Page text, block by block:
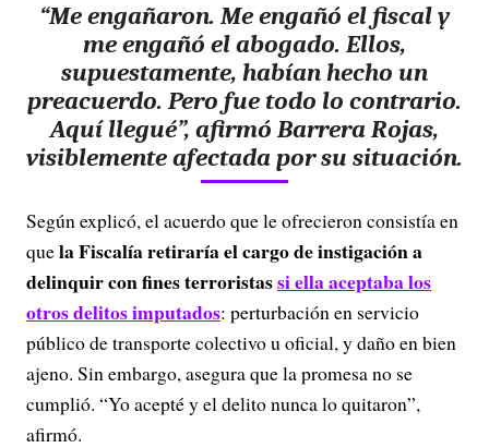
“Me engañaron. Me engañó el fiscal y
me engañó el abogado. Ellos,
supuestamente, habían hecho un
preacuerdo. Pero fue todo lo contrario.
Aquí llegué”, afirmó Barrera Rojas,
visiblemente afectada por su situación.
Según explicó, el acuerdo que le ofrecieron consistía en
quela Fiscalía retiraría el cargo de instigación a
delinquir con fines terroristassi ella aceptaba los
otros delitos imputados: perturbación en servicio
público de transporte colectivo u oficial, y daño en bien
ajeno. Sin embargo, asegura que la promesa no se
cumplió. “Yo acepté y el delito nunca lo quitaron”,
afirmó.